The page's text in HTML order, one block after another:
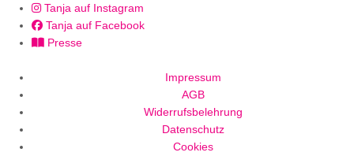
Tanja auf Instagram
Tanja auf Facebook
Presse
Impressum
AGB
Widerrufsbelehrung
Datenschutz
Cookies